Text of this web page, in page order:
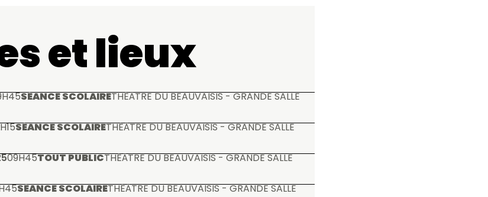
et lieux
SÉANCE SCOLAIRETHÉÂTRE DU BEAUVAISIS - GRANDE SALLE
SÉANCE SCOLAIRETHÉÂTRE DU BEAUVAISIS - GRANDE SALLE
09H45TOUT PUBLICTHÉÂTRE DU BEAUVAISIS - GRANDE SALLE
SÉANCE SCOLAIRETHÉÂTRE DU BEAUVAISIS - GRANDE SALLE